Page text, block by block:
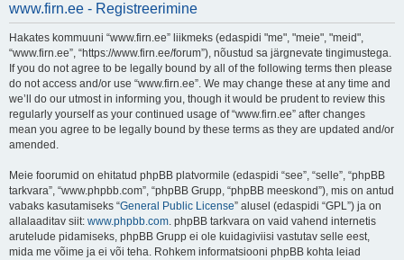
www.firn.ee - Registreerimine
Hakates kommuuni “www.firn.ee” liikmeks (edaspidi "me", "meie", "meid",
“www.firn.ee”, “https://www.firn.ee/forum”), nõustud sa järgnevate tingimustega.
If you do not agree to be legally bound by all of the following terms then please
do not access and/or use “www.firn.ee”. We may change these at any time and
we’ll do our utmost in informing you, though it would be prudent to review this
regularly yourself as your continued usage of “www.firn.ee” after changes
mean you agree to be legally bound by these terms as they are updated and/or
amended.
Meie foorumid on ehitatud phpBB platvormile (edaspidi “see”, “selle”, “phpBB
tarkvara”, “www.phpbb.com”, “phpBB Grupp, “phpBB meeskond”), mis on antud
vabaks kasutamiseks “General Public License” alusel (edaspidi “GPL”) ja on
allalaaditav siit: www.phpbb.com. phpBB tarkvara on vaid vahend internetis
arutelude pidamiseks, phpBB Grupp ei ole kuidagiviisi vastutav selle eest,
mida me võime ja ei või teha. Rohkem informatsiooni phpBB kohta leiad